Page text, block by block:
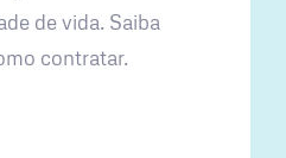
de vida. Saiba
contratar.